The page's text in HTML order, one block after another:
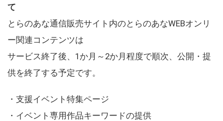
て
とらのあな通信販売サイト内のとらのあなWEBオンリ
ー関連コンテンツは
サービス終了後、1か月～2か月程度で順次、公開・提
供を終了する予定です。
・支援イベント特集ページ
・イベント専用作品キーワードの提供